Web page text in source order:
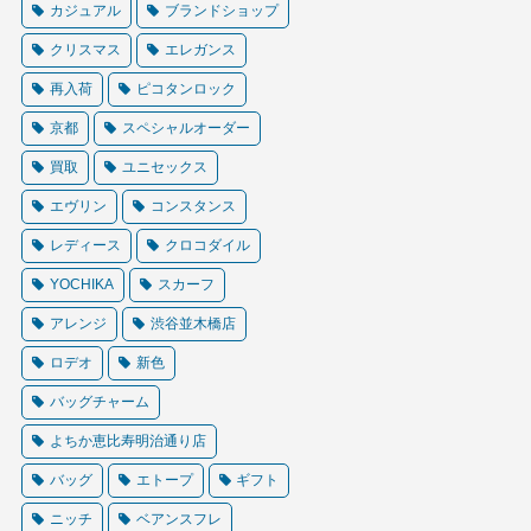
カジュアル ブランドショップ
クリスマス エレガンス
再入荷 ピコタンロック
京都 スペシャルオーダー
買取 ユニセックス
エヴリン コンスタンス
レディース クロコダイル
YOCHIKA スカーフ
アレンジ 渋谷並木橋店
ロデオ 新色
バッグチャーム
よちか恵比寿明治通り店
バッグ エトープ ギフト
ニッチ ベアンスフレ